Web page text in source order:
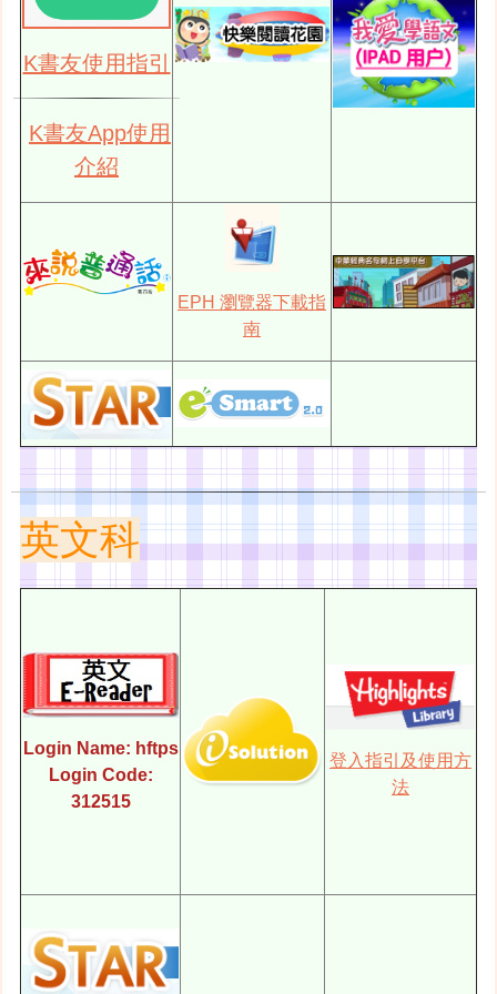
K書友使用指引
K書友App使用
介紹
EPH 瀏覽器下載指
南
英文科
Login Name: hftps
Login Code:
312515
登入指引及使用方
法